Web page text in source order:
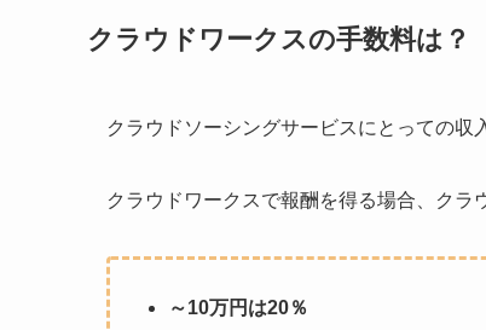
クラウドワークスの手数料は？
クラウドソーシングサービスにとっての収
クラウドワークスで報酬を得る場合、クラ
～10万円は20％